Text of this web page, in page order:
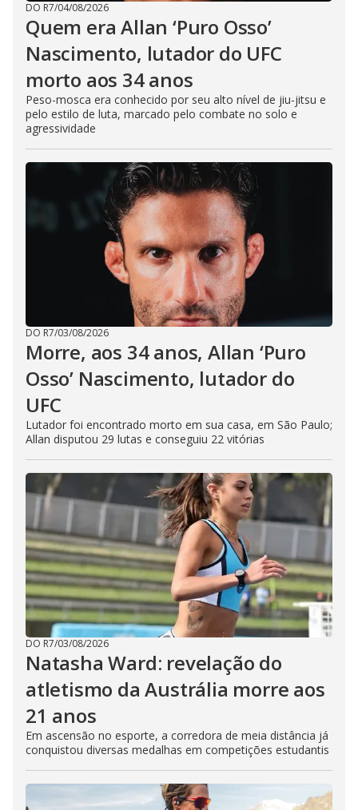
DO R7/04/08/2026
Quem era Allan ‘Puro Osso’
Nascimento, lutador do UFC
morto aos 34 anos
Peso-mosca era conhecido por seu alto nível de jiu-jitsu e
pelo estilo de luta, marcado pelo combate no solo e
agressividade
DO R7/03/08/2026
Morre, aos 34 anos, Allan ‘Puro
Osso’ Nascimento, lutador do
UFC
Lutador foi encontrado morto em sua casa, em São Paulo;
Allan disputou 29 lutas e conseguiu 22 vitórias
DO R7/03/08/2026
Natasha Ward: revelação do
atletismo da Austrália morre aos
21 anos
Em ascensão no esporte, a corredora de meia distância já
conquistou diversas medalhas em competições estudantis